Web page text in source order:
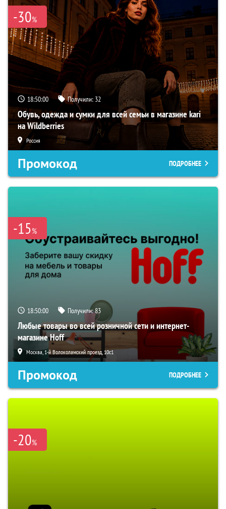
-30%
18:49:59 Получили: 32
Обувь, одежда и сумки для всей семьи в магазине kari
на Wildberries
Россия
Промокод ПОДРОБНЕЕ
-15%
18:49:59 Получили:83
Любые товары во всей розничной сети и интернет-
магазине Hoff
Москва, 1-й Волоколамский проезд, 10с1
Промокод ПОДРОБНЕЕ
-20%